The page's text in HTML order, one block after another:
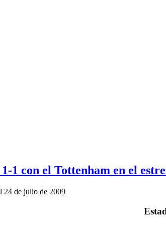
1 con el Tottenham en el
24 de julio de 2009